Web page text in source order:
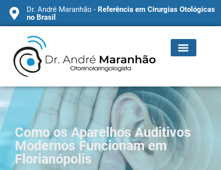
Dr. André Maranhão - Referência em Cirurgias Otológicas
no Brasil
Como os Aparelhos Auditivos
Modernos Funcionam em
Florianópolis